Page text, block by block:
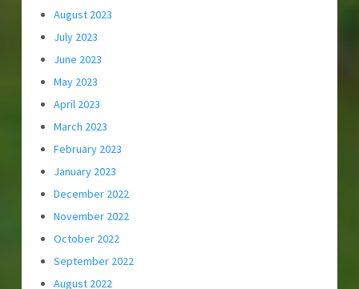
August 2023
July 2023
June 2023
May 2023
April 2023
March 2023
February 2023
January 2023
December 2022
November 2022
October 2022
September 2022
August 2022